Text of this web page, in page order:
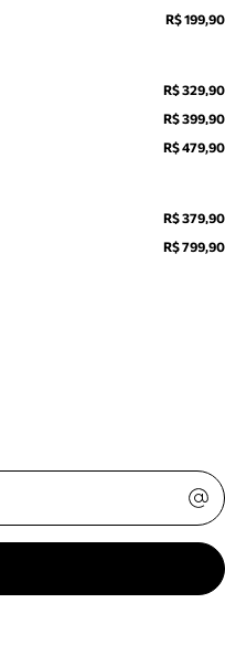
R$ 199,90
R$ 329,90
R$ 399,90
R$ 479,90
R$ 379,90
R$ 799,90